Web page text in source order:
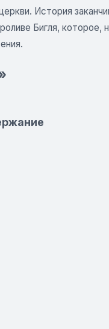
История
Бигля,